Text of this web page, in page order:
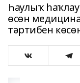
Һаулыҡ
өсөн
тәртибен